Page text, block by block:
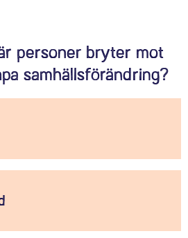
personer bryter mot
samhällsförändring?